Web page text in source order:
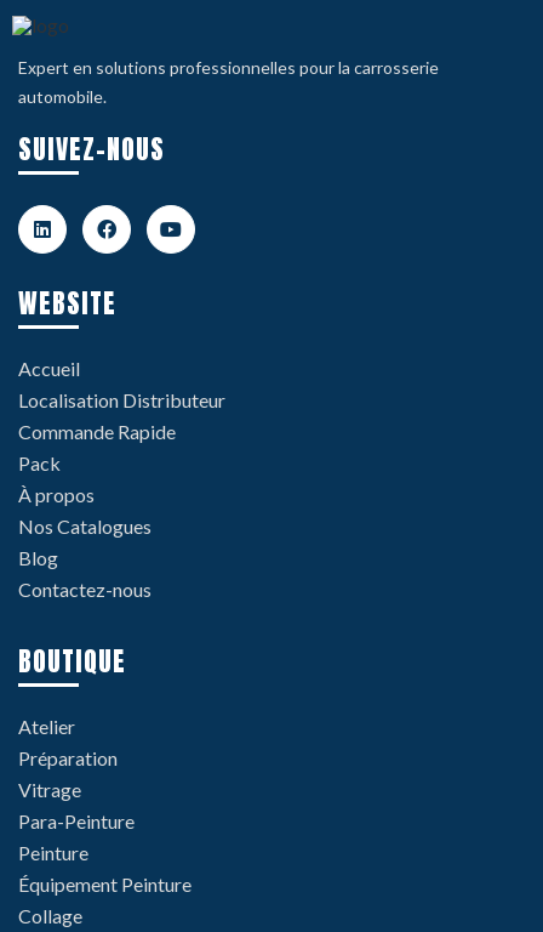
Expert en solutions professionnelles pour la carrosserie
automobile.
SUIVEZ-NOUS
WEBSITE
Accueil
Localisation Distributeur
Commande Rapide
Pack
À propos
Nos Catalogues
Blog
Contactez-nous
BOUTIQUE
Atelier
Préparation
Vitrage
Para-Peinture
Peinture
Équipement Peinture
Collage